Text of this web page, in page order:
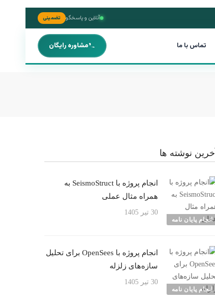
آنلاین و پاسخگو تضمینی
تماس با ما مشاوره رایگان
آخرین نوشته ها
انجام پایان نامه
انجام پروژه با SeismoStruct به
همراه مثال عملی
30 تیر 1405
انجام پایان نامه
انجام پروژه با OpenSees برای تحلیل
سازه‌های زلزله
30 تیر 1405